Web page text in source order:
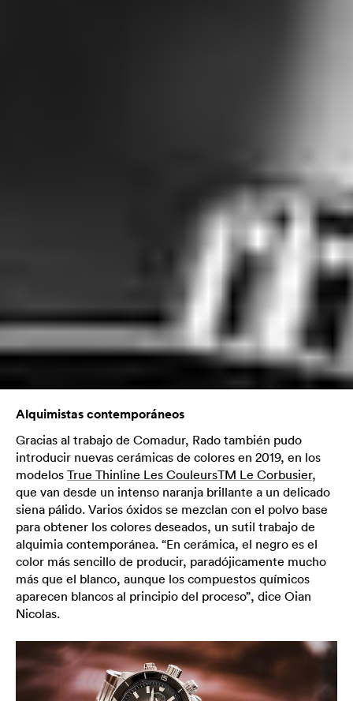
Alquimistas contemporáneos
Gracias al trabajo de Comadur, Rado también pudo
introducir nuevas cerámicas de colores en 2019, en los
modelos True Thinline Les CouleursTM Le Corbusier,
que van desde un intenso naranja brillante a un delicado
siena pálido. Varios óxidos se mezclan con el polvo base
para obtener los colores deseados, un sutil trabajo de
alquimia contemporánea. “En cerámica, el negro es el
color más sencillo de producir, paradójicamente mucho
más que el blanco, aunque los compuestos químicos
aparecen blancos al principio del proceso”, dice Oian
Nicolas.